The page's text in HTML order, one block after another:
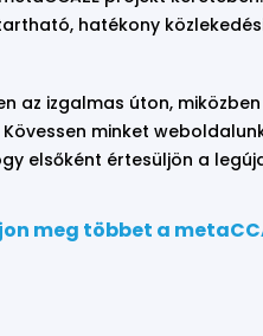
hatékony
az izgalmas úton,
minket
elsőként értesüljön a
meg többet a